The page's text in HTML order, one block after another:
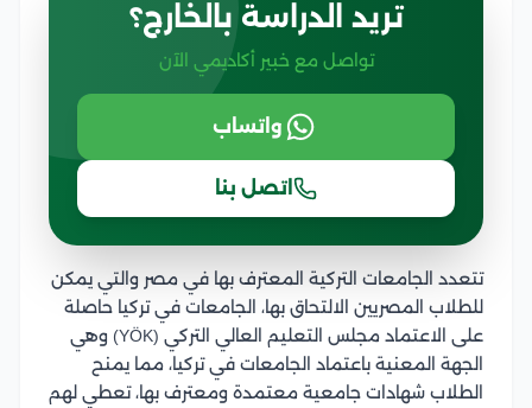
تريد الدراسة بالخارج؟
تواصل مع خبير أكاديمي الآن
واتساب
اتصل بنا
تتعدد الجامعات التركية المعترف بها في مصر والتي يمكن
للطلاب المصريين الالتحاق بها، الجامعات في تركيا حاصلة
على الاعتماد مجلس التعليم العالي التركي (YÖK) وهي
الجهة المعنية باعتماد الجامعات في تركيا، مما يمنح
الطلاب شهادات جامعية معتمدة ومعترف بها، تعطي لهم